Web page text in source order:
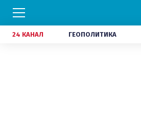
24 КАНАЛ ГЕОПОЛИТИКА